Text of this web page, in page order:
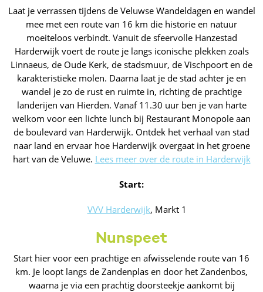
Laat je verrassen tijdens de Veluwse Wandeldagen en wandel
mee met een route van 16 km die historie en natuur
moeiteloos verbindt. Vanuit de sfeervolle Hanzestad
Harderwijk voert de route je langs iconische plekken zoals
Linnaeus, de Oude Kerk, de stadsmuur, de Vischpoort en de
karakteristieke molen. Daarna laat je de stad achter je en
wandel je zo de rust en ruimte in, richting de prachtige
landerijen van Hierden. Vanaf 11.30 uur ben je van harte
welkom voor een lichte lunch bij Restaurant Monopole aan
de boulevard van Harderwijk. Ontdek het verhaal van stad
naar land en ervaar hoe Harderwijk overgaat in het groene
hart van de Veluwe. Lees meer over de route in Harderwijk
Start:
VVV Harderwijk, Markt 1
Nunspeet
Start hier voor een prachtige en afwisselende route van 16
km. Je loopt langs de Zandenplas en door het Zandenbos,
waarna je via een prachtig doorsteekje aankomt bij